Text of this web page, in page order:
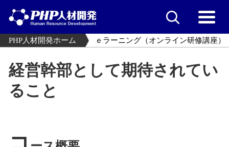
PHP人材開発ホーム ｅラーニング（オンライン研修講座）
経営幹部として期待されてい
ること